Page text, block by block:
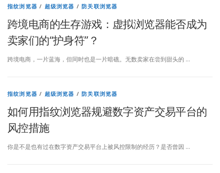
市
场
指纹浏览器 / 超级浏览器 /防关联浏览器
跨境电商的生存游戏：虚拟浏览器能否成为
卖家们的“护身符”？
跨境电商，一片蓝海，但同时也是一片暗礁。无数卖家在尝到甜头的 …
指纹浏览器 / 超级浏览器 /防关联浏览器
如何用指纹浏览器规避数字资产交易平台的
风控措施
你是不是也有过在数字资产交易平台上被风控限制的经历？是否曾因 …